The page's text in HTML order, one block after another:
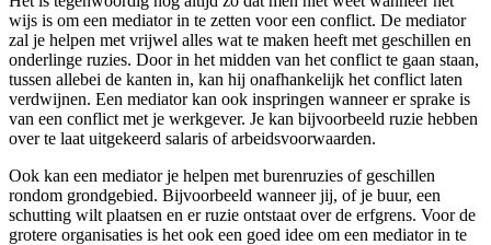
wijs is om een mediator in te zetten voor een conflict. De mediator
zal je helpen met vrijwel alles wat te maken heeft met geschillen en
onderlinge ruzies. Door in het midden van het conflict te gaan staan,
tussen allebei de kanten in, kan hij onafhankelijk het conflict laten
verdwijnen. Een mediator kan ook inspringen wanneer er sprake is
van een conflict met je werkgever. Je kan bijvoorbeeld ruzie hebben
over te laat uitgekeerd salaris of arbeidsvoorwaarden.
Ook kan een mediator je helpen met burenruzies of geschillen
rondom grondgebied. Bijvoorbeeld wanneer jij, of je buur, een
schutting wilt plaatsen en er ruzie ontstaat over de erfgrens. Voor de
grotere organisaties is het ook een goed idee om een mediator in te